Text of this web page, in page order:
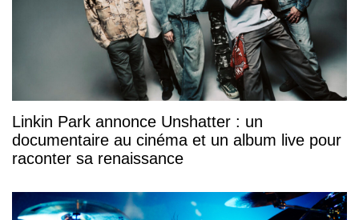
Linkin Park annonce Unshatter : un
documentaire au cinéma et un album live pour
raconter sa renaissance